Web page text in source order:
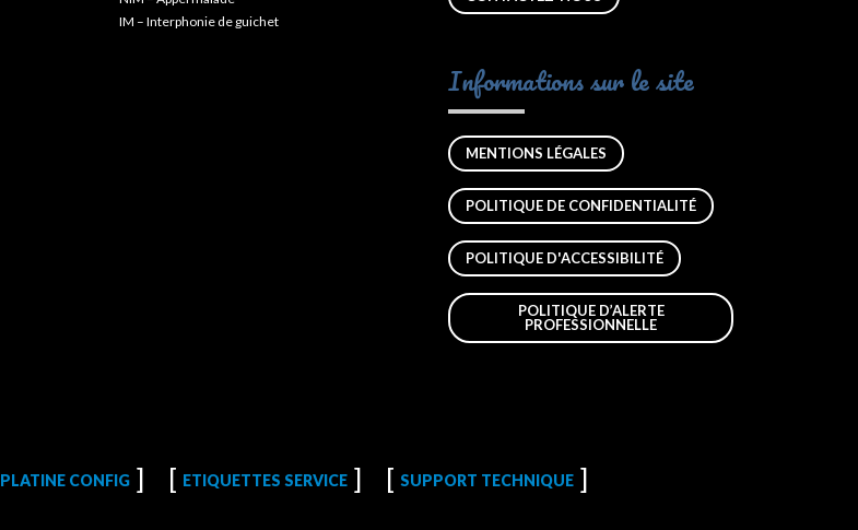
IM – Interphonie de guichet
Informations sur le site
MENTIONS LÉGALES
POLITIQUE DE CONFIDENTIALITÉ
POLITIQUE D'ACCESSIBILITÉ
POLITIQUE D’ALERTE
PROFESSIONNELLE
PLATINE CONFIG ETIQUETTES SERVICE SUPPORT TECHNIQUE